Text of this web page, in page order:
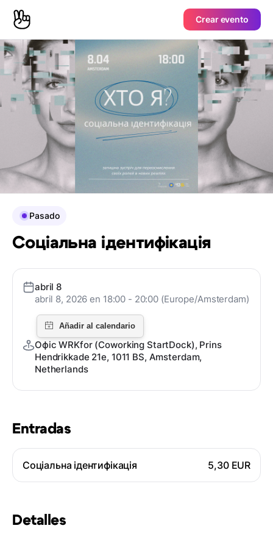
Crear evento
Entradas
Соціальна ідентифікація 5,30 EUR
Detalles
Pasado
Соціальна ідентифікація
abril 8
abril 8, 2026 en 18:00 - 20:00 (Europe/Amsterdam)
Офіс WRKfor (Coworking StartDock), Prins
Hendrikkade 21e, 1011 BS, Amsterdam,
Netherlands